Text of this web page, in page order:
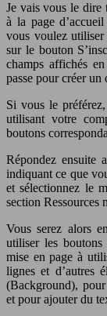
Je vais vous le dire
à la page
vous voulez
sur le bouton
champs affichés
passe pour créer un
Si vous le
utilisant votre
boutons
Répondez ensuite
indiquant ce que
et sélectionnez le
section Ressources
Vous serez alors
utiliser les
mise en page à
lignes et d’autres
(Background), pour
et pour ajouter du